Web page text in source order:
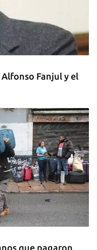
Fanjul y el
que pagaron